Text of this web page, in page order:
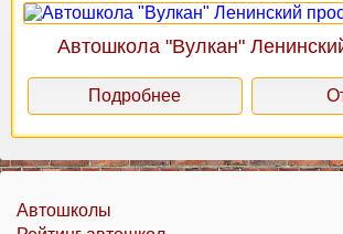
Автошкола "Вулкан"
Подробнее
Автошколы